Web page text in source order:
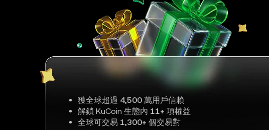
獲全球超過 4,500 萬用戶信賴
解鎖 KuCoin 生態內 11+ 項權益
全球可交易 1,300+ 個交易對